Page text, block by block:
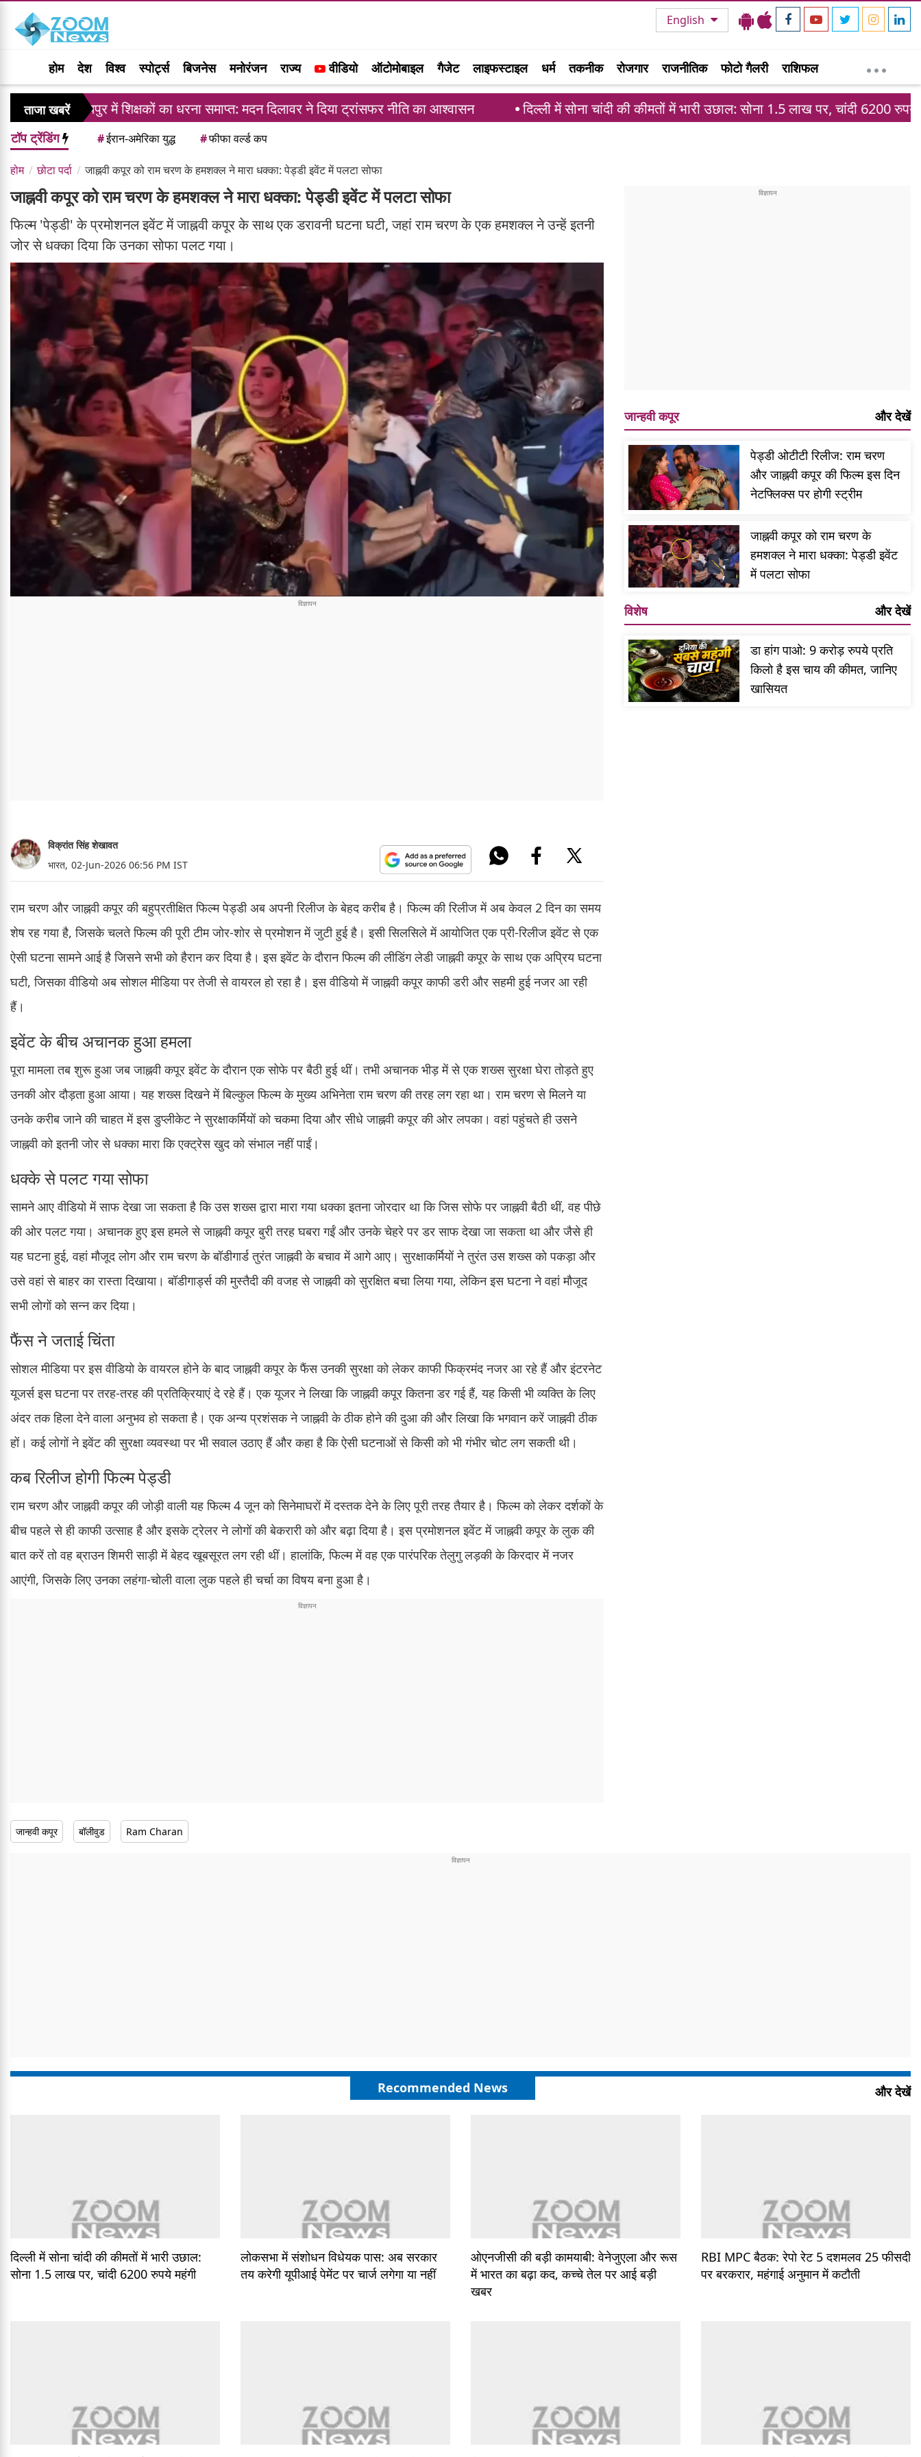
English
होम देश विश्व स्पोर्ट्स बिजनेस मनोरंजन राज्य वीडियो ऑटोमोबाइल गैजेट लाइफस्टाइल धर्म तकनीक रोजगार राजनीतिक फोटो गैलरी राशिफल
ताजा खबरें
जयपुर में शिक्षकों का धरना समाप्त: मदन दिलावर ने दिया ट्रांसफर नीति का आश्वासन दिल्ली में सोना चांदी की कीमतों में भारी उछाल: सोना 1.5 लाख पर, चांदी 6200 रुपये महंगी
टॉप ट्रेंडिंग #ईरान-अमेरिका युद्ध #फीफा वर्ल्ड कप
होम छोटा पर्दा जाह्नवी कपूर को राम चरण के हमशक्ल ने मारा धक्का: पेड्डी इवेंट में पलटा सोफा
जाह्नवी कपूर को राम चरण के हमशक्ल ने मारा धक्का: पेड्डी इवेंट में पलटा सोफा
फिल्म 'पेड्डी' के प्रमोशनल इवेंट में जाह्नवी कपूर के साथ एक डरावनी घटना घटी, जहां राम चरण के एक हमशक्ल ने उन्हें इतनी
जोर से धक्का दिया कि उनका सोफा पलट गया।
विक्रांत सिंह शेखावत
भारत, 02-Jun-2026 06:56 PM IST
राम चरण और जाह्नवी कपूर की बहुप्रतीक्षित फिल्म पेड्डी अब अपनी रिलीज के बेहद करीब है। फिल्म की रिलीज में अब केवल 2 दिन का समय
शेष रह गया है, जिसके चलते फिल्म की पूरी टीम जोर-शोर से प्रमोशन में जुटी हुई है। इसी सिलसिले में आयोजित एक प्री-रिलीज इवेंट से एक
ऐसी घटना सामने आई है जिसने सभी को हैरान कर दिया है। इस इवेंट के दौरान फिल्म की लीडिंग लेडी जाह्नवी कपूर के साथ एक अप्रिय घटना
घटी, जिसका वीडियो अब सोशल मीडिया पर तेजी से वायरल हो रहा है। इस वीडियो में जाह्नवी कपूर काफी डरी और सहमी हुई नजर आ रही
हैं।
इवेंट के बीच अचानक हुआ हमला
पूरा मामला तब शुरू हुआ जब जाह्नवी कपूर इवेंट के दौरान एक सोफे पर बैठी हुई थीं। तभी अचानक भीड़ में से एक शख्स सुरक्षा घेरा तोड़ते हुए
उनकी ओर दौड़ता हुआ आया। यह शख्स दिखने में बिल्कुल फिल्म के मुख्य अभिनेता राम चरण की तरह लग रहा था। राम चरण से मिलने या
उनके करीब जाने की चाहत में इस डुप्लीकेट ने सुरक्षाकर्मियों को चकमा दिया और सीधे जाह्नवी कपूर की ओर लपका। वहां पहुंचते ही उसने
जाह्नवी को इतनी जोर से धक्का मारा कि एक्ट्रेस खुद को संभाल नहीं पाईं।
धक्के से पलट गया सोफा
सामने आए वीडियो में साफ देखा जा सकता है कि उस शख्स द्वारा मारा गया धक्का इतना जोरदार था कि जिस सोफे पर जाह्नवी बैठी थीं, वह पीछे
की ओर पलट गया। अचानक हुए इस हमले से जाह्नवी कपूर बुरी तरह घबरा गईं और उनके चेहरे पर डर साफ देखा जा सकता था और जैसे ही
यह घटना हुई, वहां मौजूद लोग और राम चरण के बॉडीगार्ड तुरंत जाह्नवी के बचाव में आगे आए। सुरक्षाकर्मियों ने तुरंत उस शख्स को पकड़ा और
उसे वहां से बाहर का रास्ता दिखाया। बॉडीगार्ड्स की मुस्तैदी की वजह से जाह्नवी को सुरक्षित बचा लिया गया, लेकिन इस घटना ने वहां मौजूद
सभी लोगों को सन्न कर दिया।
फैंस ने जताई चिंता
सोशल मीडिया पर इस वीडियो के वायरल होने के बाद जाह्नवी कपूर के फैंस उनकी सुरक्षा को लेकर काफी फिक्रमंद नजर आ रहे हैं और इंटरनेट
यूजर्स इस घटना पर तरह-तरह की प्रतिक्रियाएं दे रहे हैं। एक यूजर ने लिखा कि जाह्नवी कपूर कितना डर गई हैं, यह किसी भी व्यक्ति के लिए
अंदर तक हिला देने वाला अनुभव हो सकता है। एक अन्य प्रशंसक ने जाह्नवी के ठीक होने की दुआ की और लिखा कि भगवान करें जाह्नवी ठीक
हों। कई लोगों ने इवेंट की सुरक्षा व्यवस्था पर भी सवाल उठाए हैं और कहा है कि ऐसी घटनाओं से किसी को भी गंभीर चोट लग सकती थी।
कब रिलीज होगी फिल्म पेड्डी
राम चरण और जाह्नवी कपूर की जोड़ी वाली यह फिल्म 4 जून को सिनेमाघरों में दस्तक देने के लिए पूरी तरह तैयार है। फिल्म को लेकर दर्शकों के
बीच पहले से ही काफी उत्साह है और इसके ट्रेलर ने लोगों की बेकरारी को और बढ़ा दिया है। इस प्रमोशनल इवेंट में जाह्नवी कपूर के लुक की
बात करें तो वह ब्राउन शिमरी साड़ी में बेहद खूबसूरत लग रही थीं। हालांकि, फिल्म में वह एक पारंपरिक तेलुगु लड़की के किरदार में नजर
आएंगी, जिसके लिए उनका लहंगा-चोली वाला लुक पहले ही चर्चा का विषय बना हुआ है।
जान्हवी कपूर बॉलीवुड Ram Charan
जान्हवी कपूर और देखें
पेड्डी ओटीटी रिलीज: राम चरण
और जाह्नवी कपूर की फिल्म इस दिन
नेटफ्लिक्स पर होगी स्ट्रीम
जाह्नवी कपूर को राम चरण के
हमशक्ल ने मारा धक्का: पेड्डी इवेंट
में पलटा सोफा
विशेष और देखें
डा हांग पाओ: 9 करोड़ रुपये प्रति
किलो है इस चाय की कीमत, जानिए
खासियत
Recommended News और देखें
दिल्ली में सोना चांदी की कीमतों में भारी उछाल:
सोना 1.5 लाख पर, चांदी 6200 रुपये महंगी
लोकसभा में संशोधन विधेयक पास: अब सरकार
तय करेगी यूपीआई पेमेंट पर चार्ज लगेगा या नहीं
ओएनजीसी की बड़ी कामयाबी: वेनेजुएला और रूस
में भारत का बढ़ा कद, कच्चे तेल पर आई बड़ी
खबर
RBI MPC बैठक: रेपो रेट 5 दशमलव 25 फीसदी
पर बरकरार, महंगाई अनुमान में कटौती